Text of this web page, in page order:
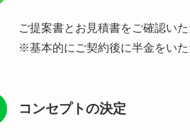
ご提案書とお見積書をご確認い
※基本的にご契約後に半金をいた
コンセプトの決定